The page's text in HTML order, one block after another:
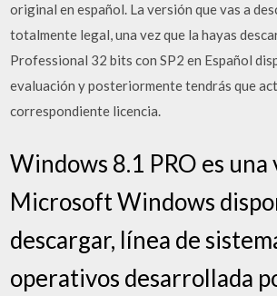
original en español. La versión que vas a
totalmente legal, una vez que la hayas
Professional 32 bits con SP2 en Español
evaluación y posteriormente tendrás que
correspondiente licencia.
Windows 8.1 PRO es una
Microsoft Windows
descargar, línea de
operativos desarrollada